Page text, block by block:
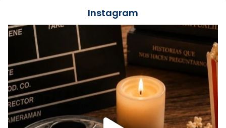
Recupera l'entrevista comp
Vatican
tican News 👇
www.vaticannews.va/es/iglesia/news/2026-
07/carmina-historia-depresion-papa-viaje-
espana-testimoni...
Foto
View on Facebook · Share
Instagram